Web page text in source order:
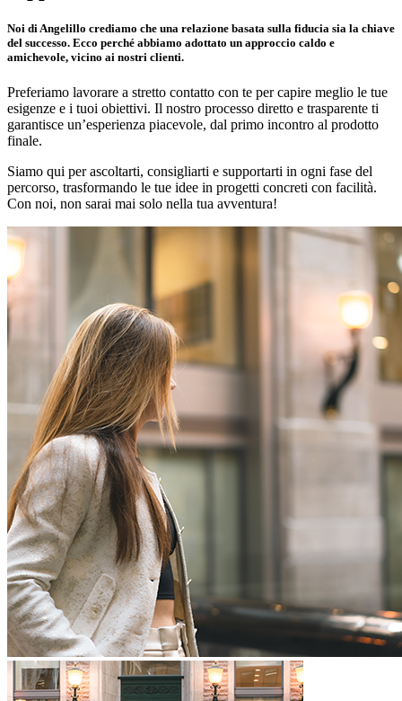
Noi di Angelillo crediamo che una relazione basata sulla fiducia sia la chiave
del successo. Ecco perché abbiamo adottato un approccio caldo e
amichevole, vicino ai nostri clienti.
Preferiamo lavorare a stretto contatto con te per capire meglio le tue
esigenze e i tuoi obiettivi. Il nostro processo diretto e trasparente ti
garantisce un’esperienza piacevole, dal primo incontro al prodotto
finale.
Siamo qui per ascoltarti, consigliarti e supportarti in ogni fase del
percorso, trasformando le tue idee in progetti concreti con facilità.
Con noi, non sarai mai solo nella tua avventura!